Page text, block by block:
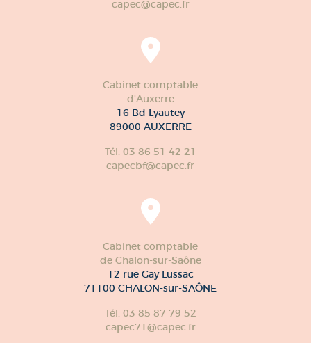
capec@capec.fr
Cabinet comptable
d'Auxerre
16 Bd Lyautey
89000 AUXERRE
Tél. 03 86 51 42 21
capecbf@capec.fr
Cabinet comptable
de Chalon-sur-Saône
12 rue Gay Lussac
71100 CHALON-sur-SAÔNE
Tél. 03 85 87 79 52
capec71@capec.fr